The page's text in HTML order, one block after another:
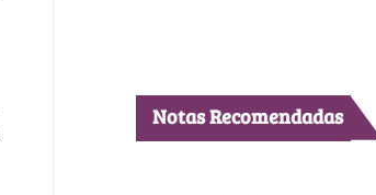
Notas Recomendadas